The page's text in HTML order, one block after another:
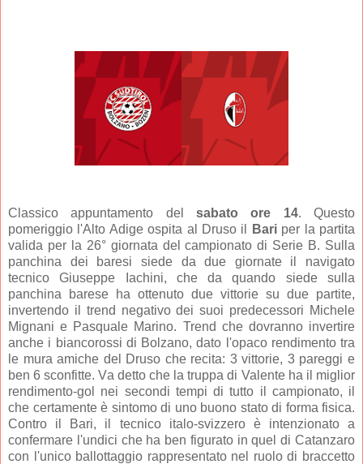
Classico appuntamento del sabato ore 14. Questo
pomeriggio l'Alto Adige ospita al Druso il
Bari per la partita
valida per la 26° giornata del campionato di Serie B. Sulla
panchina dei baresi siede da due giornate il navigato
tecnico Giuseppe Iachini, che da quando siede sulla
panchina barese ha ottenuto due vittorie su due partite,
invertendo il trend negativo dei suoi predecessori Michele
Mignani e Pasquale Marino. Trend che dovranno invertire
anche i biancorossi di Bolzano, dato l'opaco rendimento tra
le mura amiche del Druso che recita: 3 vittorie, 3 pareggi e
ben 6 sconfitte. Va detto che la truppa di Valente ha il miglior
rendimento-gol nei secondi tempi di tutto il campionato, il
che certamente è sintomo di uno buono stato di forma fisica.
Contro il Bari, il tecnico italo-svizzero è intenzionato a
confermare l'undici che ha ben figurato in quel di Catanzaro
con l'unico ballottaggio rappresentato nel ruolo di braccetto